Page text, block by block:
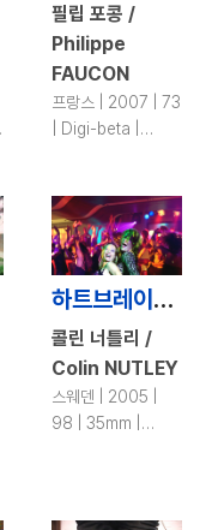
필립 포콩 /
Philippe
FAUCON
프랑스 | 2007 | 73
| Digi-beta |
하트브레이크 호텔 / Heartbreak Hotel
콜린 너틀리 /
Colin NUTLEY
스웨덴 | 2005 |
98 | 35mm |